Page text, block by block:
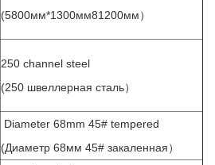
(5800мм*1300мм81200мм）
250 channel steel
(250 швеллерная сталь）
Diameter 68mm 45# tempered
(Диаметр 68мм 45# закаленная）